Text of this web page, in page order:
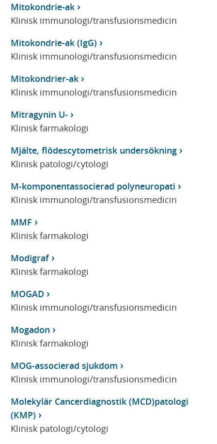
Mitokondrie-ak
Klinisk immunologi/transfusionsmedicin
Mitokondrie-ak (IgG)
Klinisk immunologi/transfusionsmedicin
Mitokondrier-ak
Klinisk immunologi/transfusionsmedicin
Mitragynin U-
Klinisk farmakologi
Mjälte, flödescytometrisk undersökning
Klinisk patologi/cytologi
M-komponentassocierad polyneuropati
Klinisk immunologi/transfusionsmedicin
MMF
Klinisk farmakologi
Modigraf
Klinisk farmakologi
MOGAD
Klinisk immunologi/transfusionsmedicin
Mogadon
Klinisk farmakologi
MOG-associerad sjukdom
Klinisk immunologi/transfusionsmedicin
Molekylär Cancerdiagnostik (MCD)patologi
(KMP)
Klinisk patologi/cytologi